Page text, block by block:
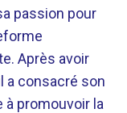
passion pour
Après avoir
a consacré son
promouvoir la